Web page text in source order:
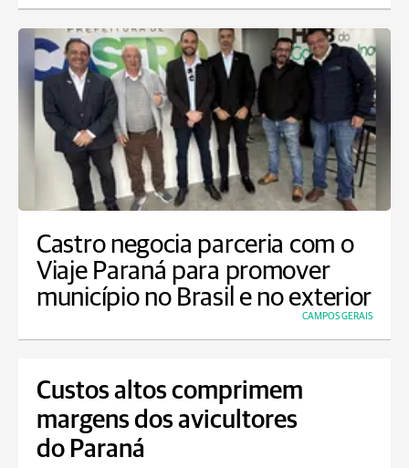
Castro negocia parceria com o
Viaje Paraná para promover
município no Brasil e no exterior
CAMPOS GERAIS
Custos altos comprimem
margens dos avicultores
do Paraná